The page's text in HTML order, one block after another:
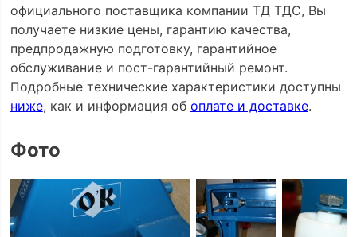
официального поставщика компании ТД ТДС, Вы
получаете низкие цены, гарантию качества,
предпродажную подготовку, гарантийное
обслуживание и пост-гарантийный ремонт.
Подробные технические характеристики доступны
ниже, как и информация об оплате и доставке.
Фото